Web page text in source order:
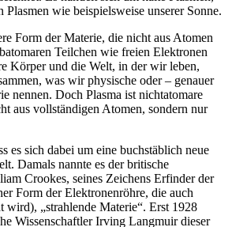
Plasmen wie beispielsweise unserer Sonne.
Form der Materie, die nicht aus Atomen
Teilchen wie freien Elektronen
Körper und die Welt, in der wir leben,
was wir physische oder – genauer
nennen. Doch Plasma ist nichtatomare
aus vollständigen Atomen, sondern nur
es sich dabei um eine buchstäblich neue
Damals nannte es der britische
Crookes, seines Zeichens Erfinder der
Form der Elektronenröhre, die auch
wird), „strahlende Materie“. Erst 1928
Wissenschaftler Irving Langmuir dieser